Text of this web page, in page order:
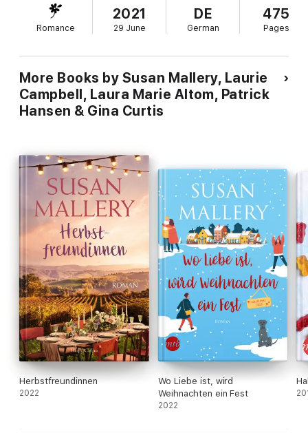
verziehen hat. Kann sie ihn davon überzeugen, dass diesmal
"Ja" auch "für immer" heißt?
Gestrandet in Bent Road: Libbys Auto ist kaputt, ihr Konto leer
und ihr Baby wird in einem Monat zur Welt kommen. Was sie
jetzt braucht, ist einen Engel – und der erscheint in Gestalt des
breitschultrigen Heath Stone. Er hilft ihr gern, aber eins will er
nicht: sich verlieben …
Romance
2021
29 June
DE
German
475
Pages
More Books by Susan Mallery, Laurie
Campbell, Laura Marie Altom, Patrick
Hansen & Gina Curtis
Herbstfreundinnen
2022
Wo Liebe ist, wird
Weihnachten ein Fest
2022